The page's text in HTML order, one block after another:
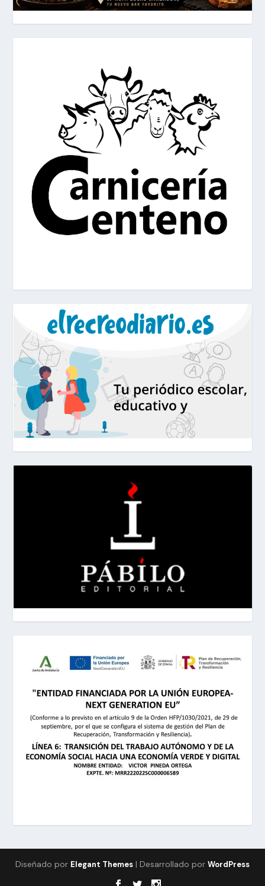
Diseñado por Elegant Themes | Desarrollado por WordPress